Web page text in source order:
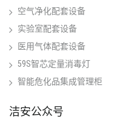
空气净化配套设备
实验室配套设备
医用气体配套设备
59S智芯定量消毒灯
智能危化品集成管理柜
洁安公众号